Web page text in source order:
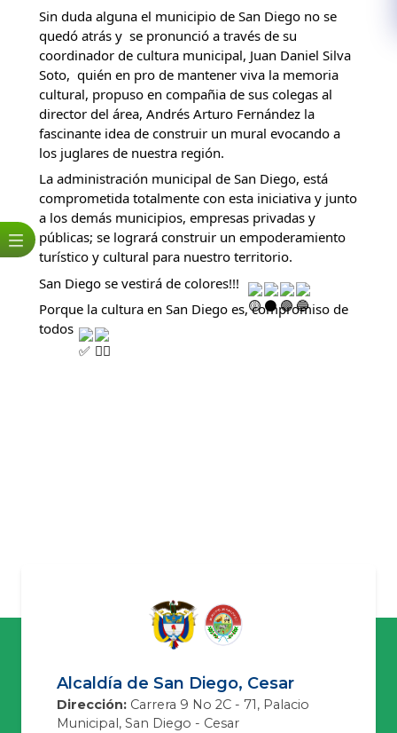
Sin duda alguna el municipio de San Diego no se
quedó atrás y  se pronunció a través de su
coordinador de cultura municipal, Juan Daniel Silva
Soto,  quién en pro de mantener viva la memoria
cultural, propuso en compañia de sus colegas al
director del área, Andrés Arturo Fernández la
fascinante idea de construir un mural evocando a
los juglares de nuestra región.
La administración municipal de San Diego, está
comprometida totalmente con esta iniciativa y junto
a los demás municipios, empresas privadas y
públicas; se logrará construir un empoderamiento
turístico y cultural para nuestro territorio.
San Diego se vestirá de colores!!!
Porque la cultura en San Diego es, compromiso de
todos
Alcaldía de San Diego, Cesar
Dirección: Carrera 9 No 2C - 71, Palacio
Municipal, San Diego - Cesar